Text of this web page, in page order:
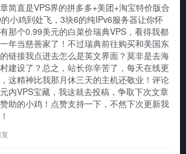
简直是VPS界的拼多多+美团+淘宝特价版合
小鸡到处飞，3块6的纯IPv6服务器让你怀
那个0.99美元的白菜价瑞典VPS，看得我都
年当慈善家了！不过瑞典前往购买和美国东
链接我点进去怎么是英文界面？莫非是去海
建设了？总之，站长你辛苦了，每天在线更
这精神比我那月休三天的主机还敬业！评论
内VPS宝藏，我这就去投稿，争取下次文章
助的小鸡！点赞支持一下，不然下次更新我